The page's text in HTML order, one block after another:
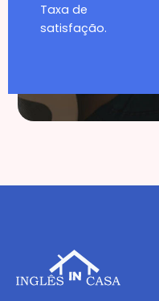
Taxa de
satisfação.